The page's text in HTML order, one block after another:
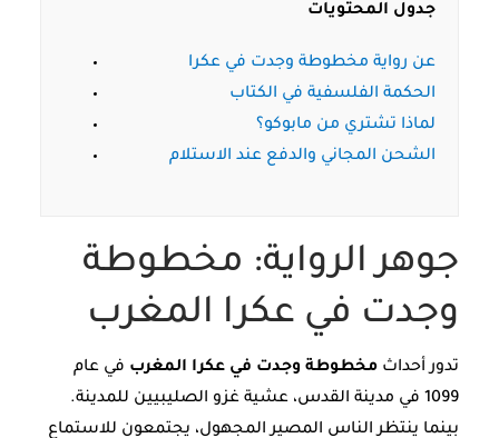
جدول المحتويات
عن رواية مخطوطة وجدت في عكرا
الحكمة الفلسفية في الكتاب
لماذا تشتري من مابوكو؟
الشحن المجاني والدفع عند الاستلام
جوهر الرواية: مخطوطة
وجدت في عكرا المغرب
تدور أحداث مخطوطة وجدت في عكرا المغرب في عام
1099 في مدينة القدس، عشية غزو الصليبيين للمدينة.
بينما ينتظر الناس المصير المجهول، يجتمعون للاستماع